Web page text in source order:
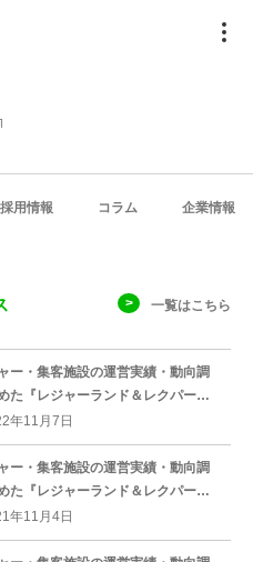
採用情報 コラム 企業情報
一覧はこちら
ー・集客施設の運営実績・動向調
た『レジャーランド＆レクパーク
年11月7日
ー・集客施設の運営実績・動向調
た『レジャーランド＆レクパーク
年11月4日